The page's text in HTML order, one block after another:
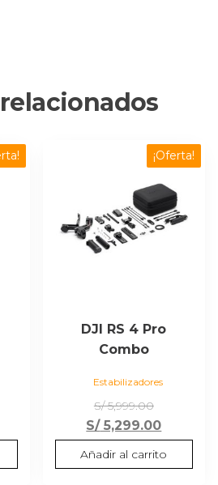
¡Oferta!
DJI RS 4 Pro
Combo
Estabilizadores
S/5,999.00El
precio
original
era:
S/5,299.00El
precio
actual
Añadir al carrito